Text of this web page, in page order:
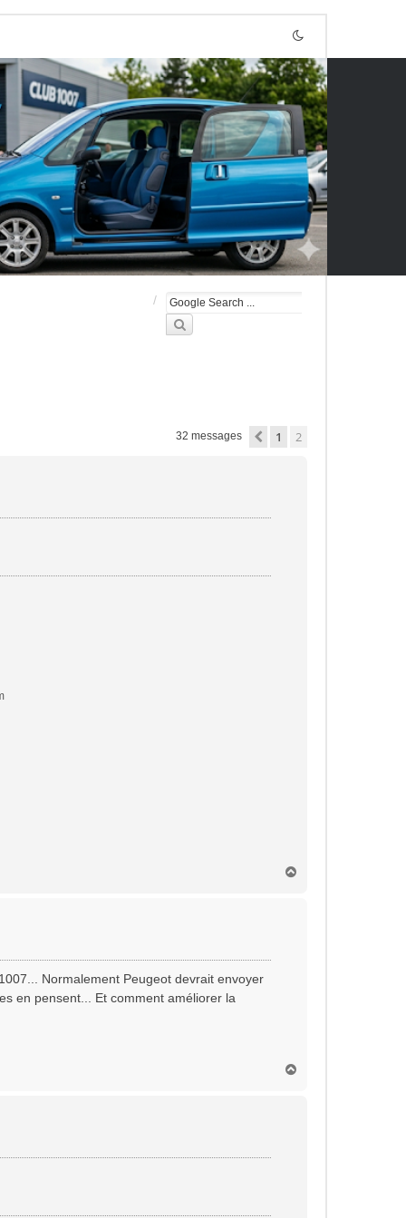
32 messages Précédente
1 2
Normalement Peugeot devrait envoyer
en pensent... Et comment améliorer la